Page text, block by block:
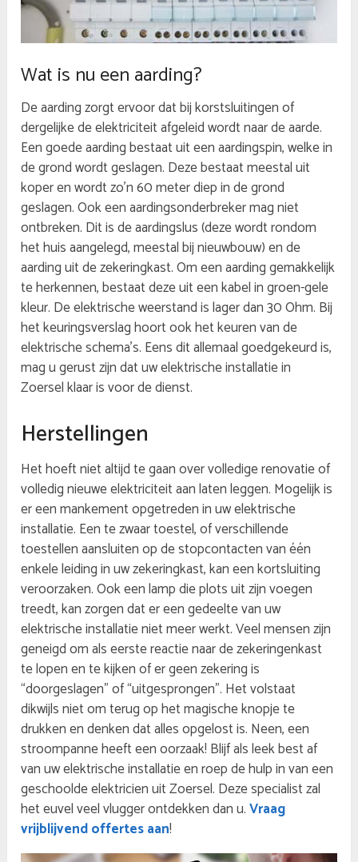
Wat is nu een aarding?
De aarding zorgt ervoor dat bij korstsluitingen of
dergelijke de elektriciteit afgeleid wordt naar de aarde.
Een goede aarding bestaat uit een aardingspin, welke in
de grond wordt geslagen. Deze bestaat meestal uit
koper en wordt zo’n 60 meter diep in de grond
geslagen. Ook een aardingsonderbreker mag niet
ontbreken. Dit is de aardingslus (deze wordt rondom
het huis aangelegd, meestal bij nieuwbouw) en de
aarding uit de zekeringkast. Om een aarding gemakkelijk
te herkennen, bestaat deze uit een kabel in groen-gele
kleur. De elektrische weerstand is lager dan 30 Ohm. Bij
het keuringsverslag hoort ook het keuren van de
elektrische schema’s. Eens dit allemaal goedgekeurd is,
mag u gerust zijn dat uw elektrische installatie in
Zoersel klaar is voor de dienst.
Herstellingen
Het hoeft niet altijd te gaan over volledige renovatie of
volledig nieuwe elektriciteit aan laten leggen. Mogelijk is
er een mankement opgetreden in uw elektrische
installatie. Een te zwaar toestel, of verschillende
toestellen aansluiten op de stopcontacten van één
enkele leiding in uw zekeringkast, kan een kortsluiting
veroorzaken. Ook een lamp die plots uit zijn voegen
treedt, kan zorgen dat er een gedeelte van uw
elektrische installatie niet meer werkt. Veel mensen zijn
geneigd om als eerste reactie naar de zekeringenkast
te lopen en te kijken of er geen zekering is
“doorgeslagen” of “uitgesprongen”. Het volstaat
dikwijls niet om terug op het magische knopje te
drukken en denken dat alles opgelost is. Neen, een
stroompanne heeft een oorzaak! Blijf als leek best af
van uw elektrische installatie en roep de hulp in van een
geschoolde elektricien uit Zoersel. Deze specialist zal
het euvel veel vlugger ontdekken dan u.Vraag
vrijblijvend offertes aan!